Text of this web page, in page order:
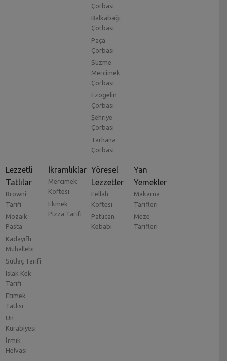
Çorbası
Balkabağı
Çorbası
Paça
Çorbası
Süzme
Mercimek
Çorbası
Ezogelin
Çorbası
Şehriye
Çorbası
Tarhana
Çorbası
Lezzetli
Tatlılar
Browni
Tarifi
Mozaik
Pasta
Kadayıflı
Muhallebi
Sütlaç Tarifi
Islak Kek
Tarifi
Etimek
Tatlısı
Un
Kurabiyesi
İrmik
Helvası
İkramlıklar
Mercimek
Köftesi
Ekmek
Pizza Tarifi
Yöresel
Lezzetler
Fellah
Köftesi
Patlıcan
Kebabı
Yan
Yemekler
Makarna
Tarifleri
Meze
Tarifleri